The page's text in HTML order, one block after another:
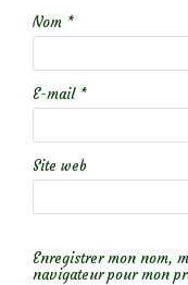
Nom *
E-mail *
Site web
Enregistrer mon nom,
navigateur pour mon